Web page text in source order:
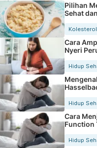
Pilihan
Sehat
Kolesterol
Cara
Nyeri
Kambuh
Hidup
Hidup
Cara
Function
Hidup